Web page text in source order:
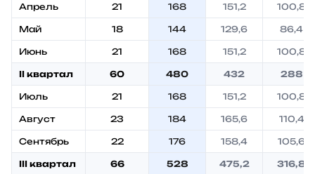
Апрель 21 168 151,2 100,8
Май 18 144 129,6 86,4
Июнь 21 168 151,2 100,8
II квартал 60 480 432 288
Июль 21 168 151,2 100,8
Август 23 184 165,6 110,4
Сентябрь 22 176 158,4 105,6
III квартал 66 528 475,2 316,8